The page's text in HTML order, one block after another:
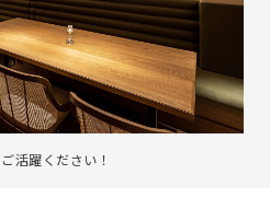
活躍ください！